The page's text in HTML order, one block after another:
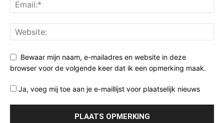
Bewaar mijn naam, e-mailadres en website in deze
browser voor de volgende keer dat ik een opmerking maak.
Ja, voeg mij toe aan je e-maillijst voor plaatselijk nieuws